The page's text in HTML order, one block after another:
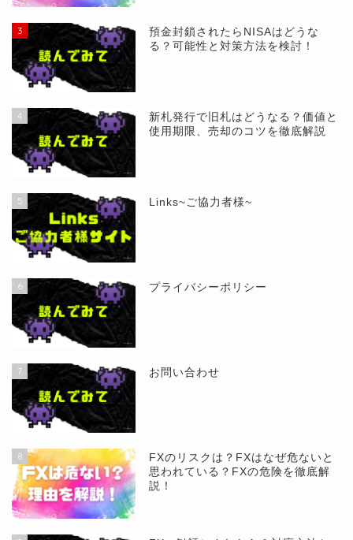
3
預金封鎖されたらNISAはどうな
る？可能性と対策方法を検討！
4
新札発行で旧札はどうなる？価値と
使用期限、売却のコツを徹底解説
5 Links~ご協力者様~
6 プライバシーポリシー
7 お問い合わせ
8
FXのリスクは？FXはなぜ危ないと
思われている？FXの危険を徹底解
説！